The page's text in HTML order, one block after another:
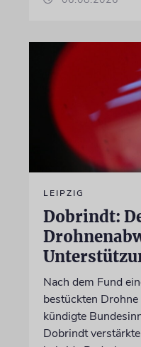
LEIPZIG
Dobrindt:
Nach dem Fund
bestückten
kündigte
Dobrindt